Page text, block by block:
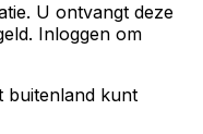
U ontvangt deze
Inloggen om
buitenland kunt